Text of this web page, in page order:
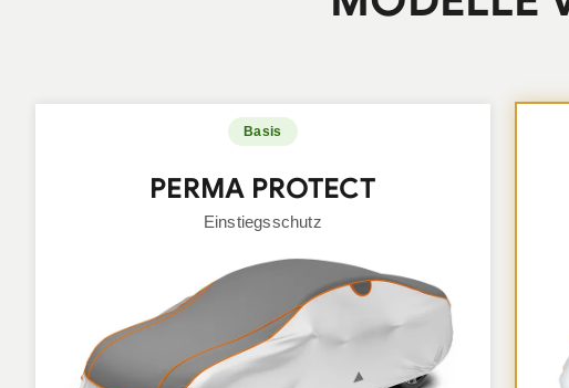
Basis
PERMA PROTECT
Einstiegsschutz